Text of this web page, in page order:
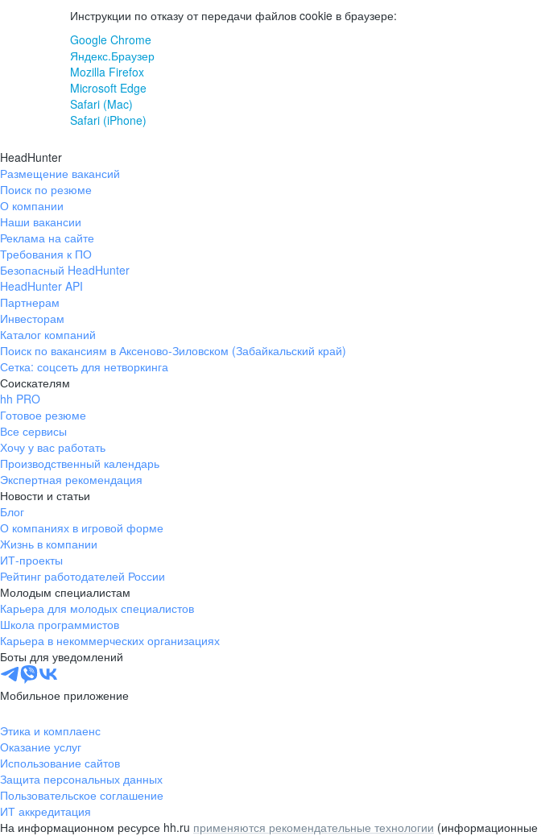
Инструкции по отказу от передачи файлов cookie в браузере:
Google Chrome
Яндекс.Браузер
Mozilla Firefox
Microsoft Edge
Safari (Mac)
Safari (iPhone)
HeadHunter
Размещение вакансий
Поиск по резюме
О компании
Наши вакансии
Реклама на сайте
Требования к ПО
Безопасный HeadHunter
HeadHunter API
Партнерам
Инвесторам
Каталог компаний
Поиск по вакансиям в Аксеново-Зиловском (Забайкальский край)
Сетка: соцсеть для нетворкинга
Соискателям
hh PRO
Готовое резюме
Все сервисы
Хочу у вас работать
Производственный календарь
Экспертная рекомендация
Новости и статьи
Блог
О компаниях в игровой форме
Жизнь в компании
ИТ-проекты
Рейтинг работодателей России
Молодым специалистам
Карьера для молодых специалистов
Школа программистов
Карьера в некоммерческих организациях
Боты для уведомлений
Мобильное приложение
Этика и комплаенс
Оказание услуг
Использование сайтов
Защита персональных данных
Пользовательское соглашение
ИТ аккредитация
На информационном ресурсе hh.ru применяются рекомендательные технологии (информационные